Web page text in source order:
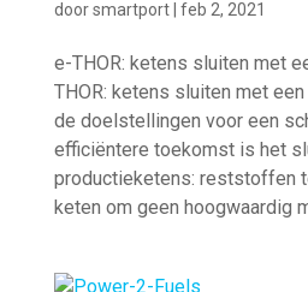
doorsmartport| feb 2, 2021
e-THOR: ketens sluiten met
THOR: ketens sluiten met
de doelstellingen voor een
efficiëntere toekomst is het
productieketens: reststoffen
keten om geen hoogwaardig